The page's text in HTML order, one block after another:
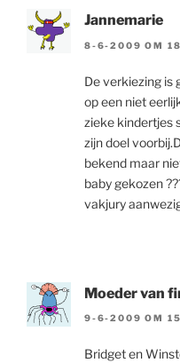
Jannemarie
8-6-2009 OM
De verkiezing is
op een niet
zieke kindertjes
zijn doel
bekend maar
baby gekozen
vakjury
Moeder van
9-6-2009 OM
Bridget en